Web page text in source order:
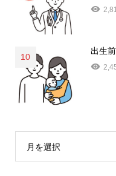
10
出生
月を選択